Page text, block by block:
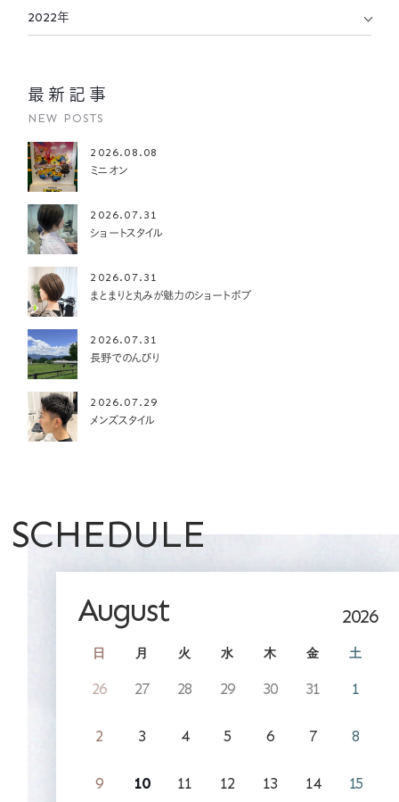
2022年
最新記事
NEW POSTS
2026.08.08
ミニオン
2026.07.31
ショートスタイル
2026.07.31
まとまりと丸みが魅力のショートボブ
2026.07.31
長野でのんびり
2026.07.29
メンズスタイル
SCHEDULE
August 2026
日 月 火 水 木 金 土
26 27 28 29 30 31 1
2 3 4 5 6 7 8
9 10 11 12 13 14 15